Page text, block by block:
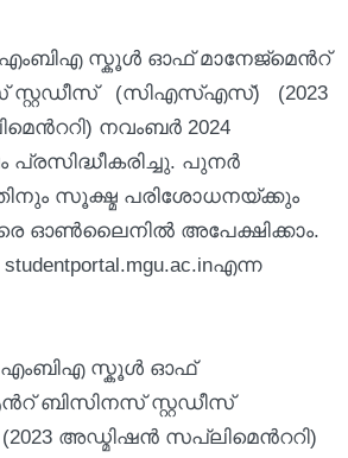
എംബിഎ സ്കൂള്‍ ഓഫ് മാനേജ്മെന്‍റ്
(സിഎസ്എസ്) (2023
നവംബര്‍ 2024
പ്രസിദ്ധീകരിച്ചു. പുനര്‍
സൂക്ഷ്മ പരിശോധനയ്ക്കും
ഓണ്‍ലൈനില്‍ അപേക്ഷിക്കാം.
എംബിഎ സ്കൂള്‍ ഓഫ്
ബിസിനസ് സ്റ്റഡീസ്
അഡ്മിഷന്‍ സപ്ലിമെന്‍ററി)